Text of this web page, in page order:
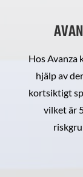
Hos Avanza
hjälp av
kortsiktigt
vilket är